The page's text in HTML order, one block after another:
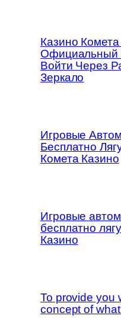
Казино
Официальный
Войти Через
Зеркало
Игровые
Бесплатно
Комета Казино
Игровые
бесплатно
Казино
To provide you
concept of